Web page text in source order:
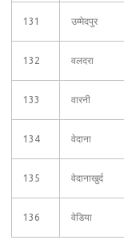
131 उम्मेदपुर
132 वलदरा
133 वारनी
134 वेदाना
135 वेदानाखुर्द
136 वेडिया